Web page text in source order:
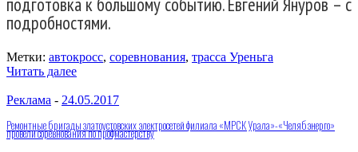
подробностями.
Метки: автокросс, соревнования, трасса Уреньга
Читать далее
Реклама - 24.05.2017
Ремонтные бригады златоустовских электросетей филиала «МРСК Урала»-«Челябэнерго»
провели соревнования по профмастерству